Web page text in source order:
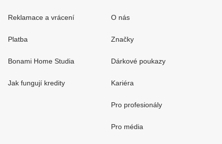
Reklamace a vrácení
Platba
Bonami Home Studia
Jak fungují kredity
O nás
Značky
Dárkové poukazy
Kariéra
Pro profesionály
Pro média